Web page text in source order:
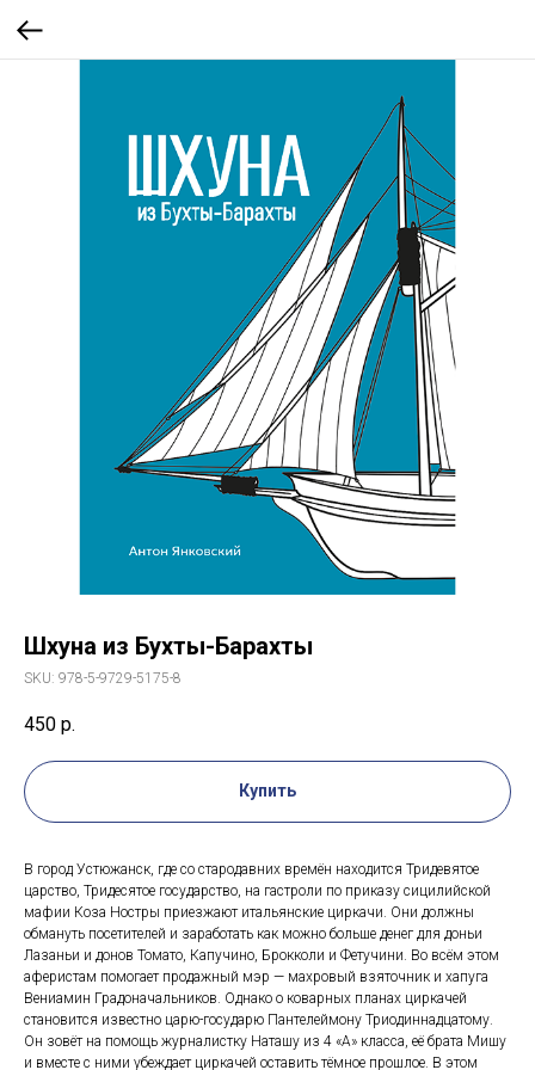
Шхуна из Бухты-Барахты
SKU: 978-5-9729-5175-8
450 р.
Купить
В город Устюжанск, где со стародавних времён находится Тридевятое
царство, Тридесятое государство, на гастроли по приказу сицилийской
мафии Коза Ностры приезжают итальянские циркачи. Они должны
обмануть посетителей и заработать как можно больше денег для доньи
Лазаньи и донов Томато, Капучино, Брокколи и Фетучини. Во всём этом
аферистам помогает продажный мэр — махровый взяточник и хапуга
Вениамин Градоначальников. Однако о коварных планах циркачей
становится известно царю-государю Пантелеймону Триодиннадцатому.
Он зовёт на помощь журналистку Наташу из 4 «А» класса, её брата Мишу
и вместе с ними убеждает циркачей оставить тёмное прошлое. В этом